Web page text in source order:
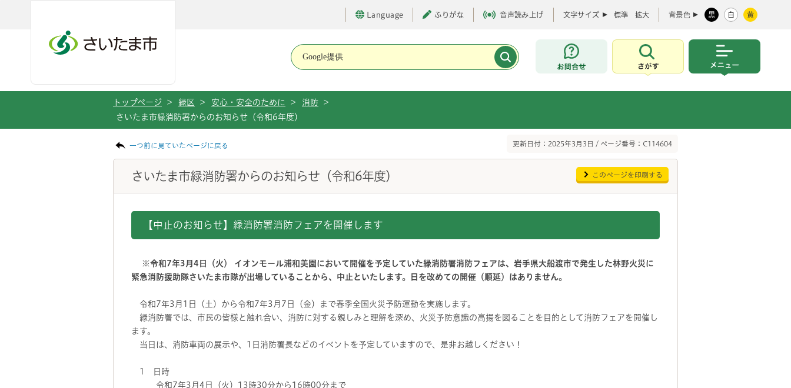
Language ふりがな 音声読み上げ 文字サイズ 標準 拡大 背景色 黒 白 黄
お問合せ
さがす
トップページ > 緑区 > 安心・安全のために > 消防
>
さいたま市緑消防署からのお知らせ（令和6年度）
一つ前に見ていたページに戻る 更新日付：2025年3月3日 / ページ番号：C114604
さいたま市緑消防署からのお知らせ（令和6年度） このページを印刷する
【中止のお知らせ】緑消防署消防フェアを開催します
※令和7年3月4日（火） イオンモール浦和美園において開催を予定していた緑消防署消防フェアは、岩手県大船渡市で発生した林野火災に
緊急消防援助隊さいたま市隊が出場していることから、中止といたします。日を改めての開催（順延）はありません。
令和7年3月1日（土）から令和7年3月7日（金）まで春季全国火災予防運動を実施します。
緑消防署では、市民の皆様と触れ合い、消防に対する親しみと理解を深め、火災予防意識の高揚を図ることを目的として消防フェアを開催し
ます。
当日は、消防車両の展示や、1日消防署長などのイベントを予定していますので、是非お越しください！
1 日時
令和7年3月4日（火）13時30分から16時00分まで